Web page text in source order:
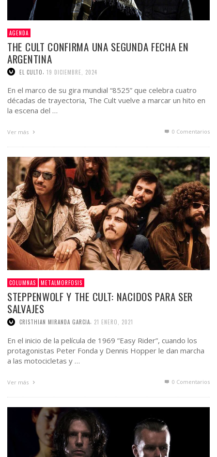
AGENDA
THE CULT CONFIRMA UNA SEGUNDA FECHA EN
ARGENTINA
EL CULTO 19 DICIEMBRE, 2024
En el marco de su gira mundial “8525” que celebra cuatro
décadas de trayectoria, The Cult vuelve a marcar un hito en
la escena del …
Ver más 0 Comentarios
COLUMNAS METALMORFOSIS
STEPPENWOLF Y THE CULT: NACIDOS PARA SER
SALVAJES
CRISTHIAN MIRANDA GARCIA, 21 ENERO, 2021
En el inicio de la película de 1969 ”Easy Rider”, cuando los
protagonistas Peter Fonda y Dennis Hopper le dan marcha
a las motocicletas y …
Ver más 0 Comentarios